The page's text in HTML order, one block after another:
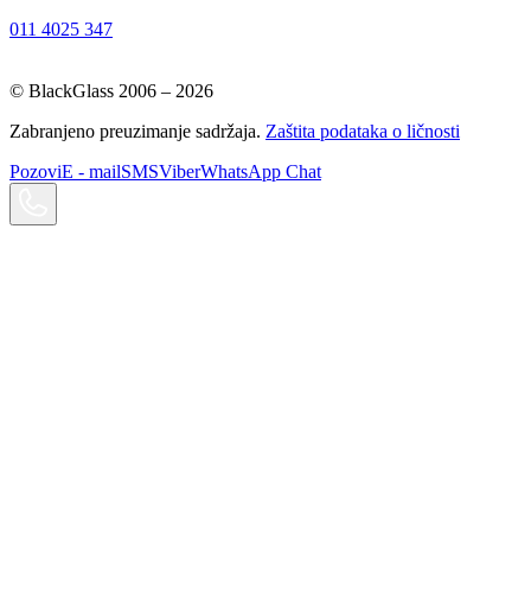
011 4025 347
© BlackGlass 2006 – 2026
Zabranjeno preuzimanje sadržaja. Zaštita podataka o ličnosti
PozoviE - mailSMSViberWhatsApp Chat